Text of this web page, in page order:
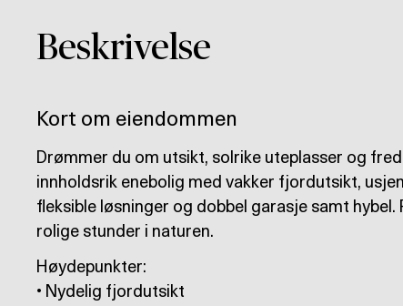
Beskrivelse
Kort om eiendommen
Drømmer du om utsikt, solrike uteplasser og
innholdsrik enebolig med vakker fjordutsikt,
fleksible løsninger og dobbel garasje samt
rolige stunder i naturen.
Høydepunkter:
• Nydelig fjordutsikt